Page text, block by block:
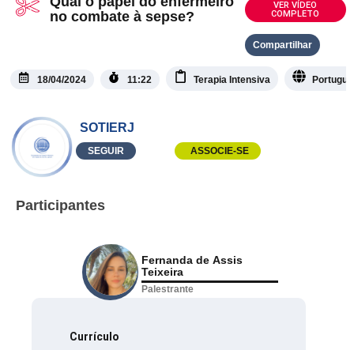
no combate à sepse?
VER VÍDEO
COMPLETO
Compartilhar
18/04/2024 11:22 Terapia Intensiva
SOTIERJ
SEGUIR ASSOCIE-SE
Participantes
Fernanda de Assis
Teixeira
Palestrante
Currículo